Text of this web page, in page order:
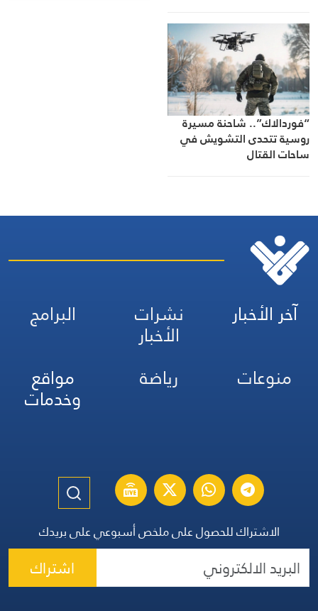
“فوردالاك”.. شاحنة مسيرة
روسية تتحدى التشويش في
ساحات القتال
آخر الأخبار نشرات
الأخبار
البرامج
منوعات
رياضة مواقع
وخدمات
الاشتراك للحصول على ملخص أسبوعي على بريدك
اشتراك